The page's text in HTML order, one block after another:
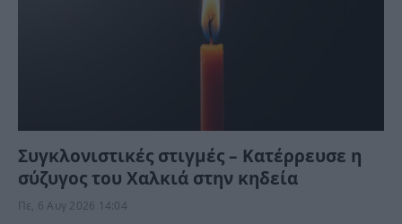
Συγκλονιστικές στιγμές – Κατέρρευσε η
σύζυγος του Χαλκιά στην κηδεία
Πε, 6 Αυγ 2026 14:04